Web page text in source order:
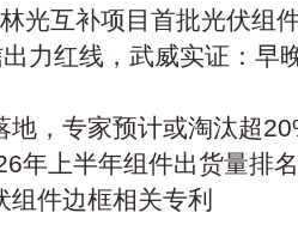
光互补项目首批光伏组
出力红线，武威实证：早
地，专家预计或淘汰超
年上半年组件出货量排
件边框相关专利